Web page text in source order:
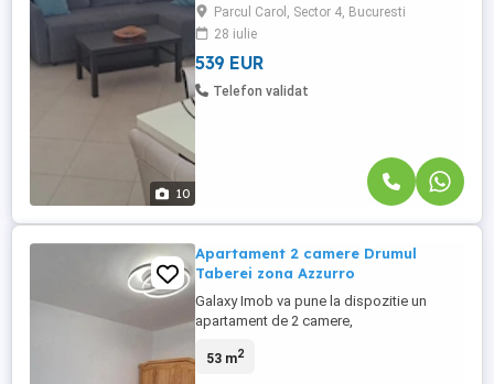
10
o suprafata de 54mp si se afla la ETAJUL
9 intr-un bloc cu regim de inaltime P + 9.
Zona linistita Centrala proprie Bucataria ...
Parcul Carol, Sector 4, Bucuresti
28 iulie
539 EUR
Telefon validat
Apartament 2 camere Drumul
Taberei zona Azzurro
Galaxy Imob va pune la dispozitie un
apartament de 2 camere,
Taberei, zona Raul Doamnei. Azzurro.
53 m2